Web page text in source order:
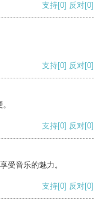
支持[0] 反对[0]
支持[0] 反对[0]
支持[0] 反对[0]
受音乐的魅力。
支持[0] 反对[0]